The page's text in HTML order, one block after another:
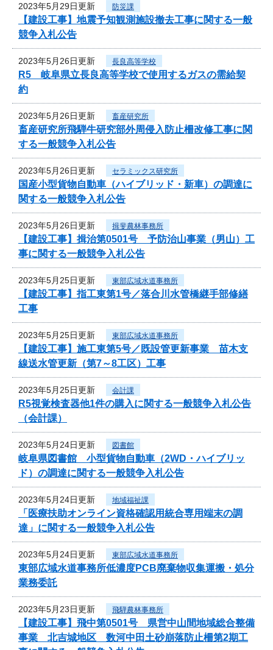
2023年5月29日更新 防災課
【建設工事】地震予知観測施設撤去工事に関する一般
競争入札公告
2023年5月26日更新 長良高等学校
R5 岐阜県立長良高等学校で使用するガスの需給契
約
2023年5月26日更新 畜産研究所
畜産研究所飛騨牛研究部外周侵入防止柵改修工事に関
する一般競争入札公告
2023年5月26日更新 セラミックス研究所
国産小型貨物自動車（ハイブリッド・新車）の調達に
関する一般競争入札公告
2023年5月26日更新 揖斐農林事務所
【建設工事】揖治第0501号 予防治山事業（男山）工
事に関する一般競争入札公告
2023年5月25日更新 東部広域水道事務所
【建設工事】指工東第1号／落合川水管橋継手部修繕
工事
2023年5月25日更新 東部広域水道事務所
【建設工事】施工東第5号／既設管更新事業 苗木支
線送水管更新（第7～8工区）工事
2023年5月25日更新 会計課
R5視覚検査器他1件の購入に関する一般競争入札公告
（会計課）
2023年5月24日更新 図書館
岐阜県図書館 小型貨物自動車（2WD・ハイブリッ
ド）の調達に関する一般競争入札公告
2023年5月24日更新 地域福祉課
「医療扶助オンライン資格確認用統合専用端末の調
達」に関する一般競争入札公告
2023年5月24日更新 東部広域水道事務所
東部広域水道事務所低濃度PCB廃棄物収集運搬・処分
業務委託
2023年5月23日更新 飛騨農林事務所
【建設工事】飛中第0501号 県営中山間地域総合整備
事業 北吉城地区 数河中田土砂崩落防止柵第2期工